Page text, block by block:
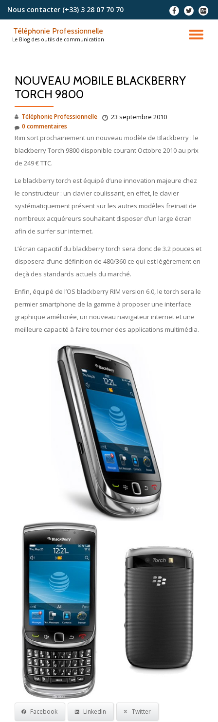
contenu
Nous contacter (+33) 3 28 07 70 70 - - -
Téléphonie Professionnelle
Le Blog des outils de communication
NOUVEAU MOBILE BLACKBERRY
TORCH 9800
Téléphonie Professionnelle 23 septembre 2010
0 commentaires
Rim sort prochainement un nouveau modèle de Blackberry : le
blackberry Torch 9800 disponible courant Octobre 2010 au prix
de 249 € TTC.
Le blackberry torch est équipé d’une innovation majeure chez
le constructeur : un clavier coulissant, en effet, le clavier
systématiquement présent sur les autres modèles freinait de
nombreux acquéreurs souhaitant disposer d’un large écran
afin de surfer sur internet.
L’écran capacitif du blackberry torch sera donc de 3.2 pouces et
disposera d’une définition de 480/360 ce qui est légèrement en
deçà des standards actuels du marché.
Enfin, équipé de l’OS blackberry RIM version 6.0, le torch sera le
permier smartphone de la gamme à proposer une interface
graphique améliorée, un nouveau navigateur internet et une
meilleure capacité à faire tourner des applications multimédia.
Facebook LinkedIn Twitter